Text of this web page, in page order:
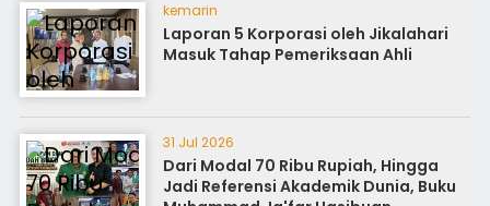
kemarin
Laporan 5 Korporasi oleh Jikalahari
Masuk Tahap Pemeriksaan Ahli
31 Jul 2026
Dari Modal 70 Ribu Rupiah, Hingga
Jadi Referensi Akademik Dunia, Buku